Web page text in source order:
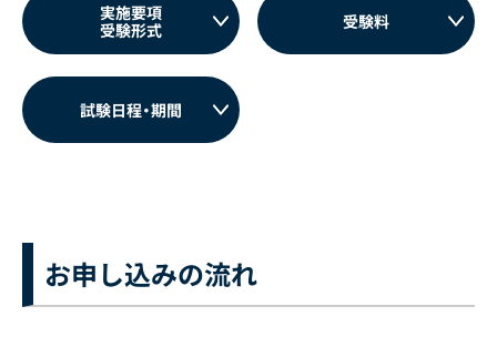
実施要項
受験形式
受験料
試験日程・期間
お申し込みの流れ